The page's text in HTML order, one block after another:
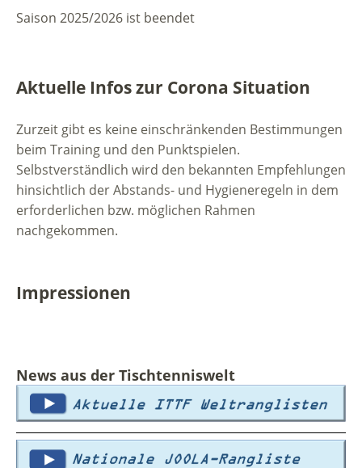
Saison 2025/2026 ist beendet
Aktuelle Infos zur Corona Situation
Zurzeit gibt es keine einschränkenden Bestimmungen
beim Training und den Punktspielen.
Selbstverständlich wird den bekannten Empfehlungen
hinsichtlich der Abstands- und Hygieneregeln in dem
erforderlichen bzw. möglichen Rahmen
nachgekommen.
Impressionen
News aus der Tischtenniswelt